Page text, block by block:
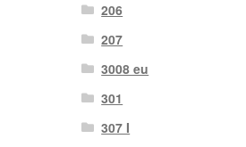
206
207
3008 eu
301
307 I